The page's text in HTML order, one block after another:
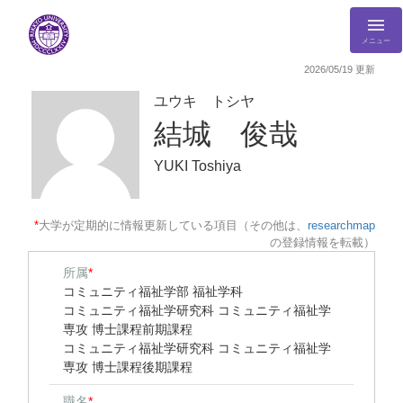
メニュー
2026/05/19 更新
ユウキ トシヤ
結城 俊哉
YUKI Toshiya
*大学が定期的に情報更新している項目（その他は、 researchmap
の登録情報を転載）
所属*
コミュニティ福祉学部 福祉学科
コミュニティ福祉学研究科 コミュニティ福祉学
専攻 博士課程前期課程
コミュニティ福祉学研究科 コミュニティ福祉学
専攻 博士課程後期課程